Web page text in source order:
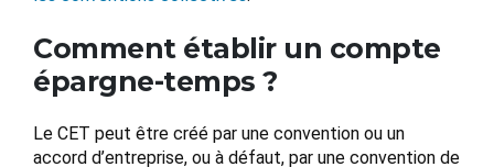
Comment établir un compte
épargne-temps ?
Le CET peut être créé par une convention ou un
accord d’entreprise, ou à défaut, par une convention de